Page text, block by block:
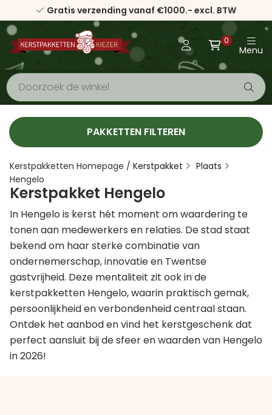
Gratis verzending vanaf €1000.- excl. BTW
0
Menu
PAKKETTEN FILTEREN
Kerstpakketten Homepage / Kerstpakket
Plaats
Hengelo
Kerstpakket Hengelo
In Hengelo is kerst hét moment om waardering te
tonen aan medewerkers en relaties. De stad staat
bekend om haar sterke combinatie van
ondernemerschap, innovatie en Twentse
gastvrijheid. Deze mentaliteit zit ook in de
kerstpakketten Hengelo, waarin praktisch gemak,
persoonlijkheid en verbondenheid centraal staan.
Ontdek het aanbod en vind het kerstgeschenk dat
perfect aansluit bij de sfeer en waarden van Hengelo
in 2026!